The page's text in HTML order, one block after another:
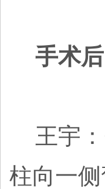
手术
王宇：
柱向一